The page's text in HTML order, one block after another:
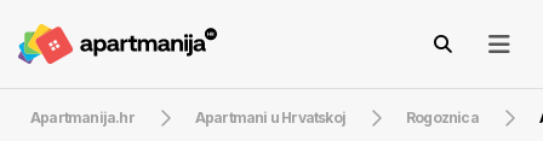
Apartmanija.hr Apartmani u Hrvatskoj Rogoznica